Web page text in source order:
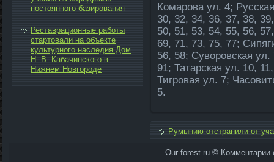
постоянного базирования
Реставрационные работы
стартовали на объекте
культурного наследия Дом
Н. В. Кабачинского в
Нижнем Новгороде
Комарова ул. 4;
30, 32, 34, 36, 37, 38,
50, 51, 53, 54, 55, 56,
69, 71, 73, 75, 77;
56, 58; Сувοровская
91; Татарская ул. 10,
Тигровая ул. 7;
5.
Румынию отстранили от
Our-forest.ru © Комментарии